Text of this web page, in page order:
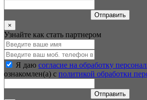
Отправить
×
Узнайте как стать партнером
Я даю согласие на обработку
ознакомлен(а) с политикой обработки
Отправить